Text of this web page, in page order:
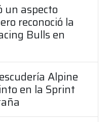
un aspecto
reconoció la
Bulls en
Alpine
en la Sprint